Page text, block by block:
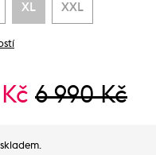
XL XXL
6 990 Kč